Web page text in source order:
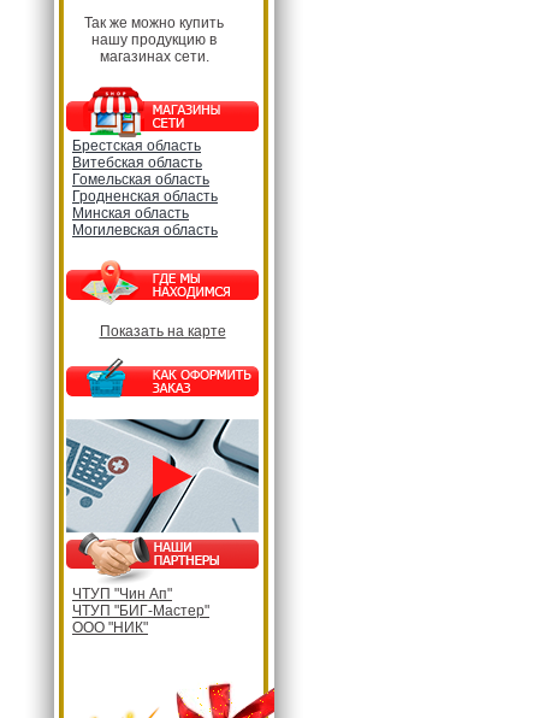
Так же можно купить
нашу продукцию в
магазинах сети.
Брестская область
Витебская область
Гомельская область
Гродненская область
Минская область
Могилевская область
Показать на карте
ЧТУП "Чин Ап"
ЧТУП "БИГ-Мастер"
ООО "НИК"